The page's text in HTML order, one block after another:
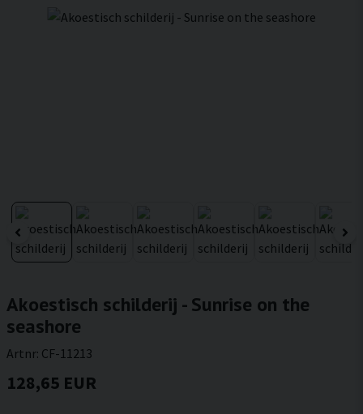
Akoestisch schilderij - Sunrise on the
seashore
Artnr: CF-11213
128,65 EUR